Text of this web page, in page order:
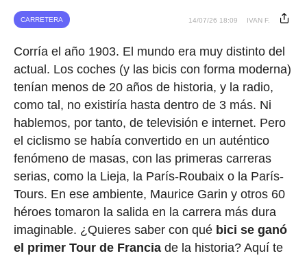
CARRETERA 14/07/26 18:09 IVAN F.
Corría el año 1903. El mundo era muy distinto del
actual. Los coches (y las bicis con forma moderna)
tenían menos de 20 años de historia, y la radio,
como tal, no existiría hasta dentro de 3 más. Ni
hablemos, por tanto, de televisión e internet. Pero
el ciclismo se había convertido en un auténtico
fenómeno de masas, con las primeras carreras
serias, como la Lieja, la París-Roubaix o la París-
Tours. En ese ambiente, Maurice Garin y otros 60
héroes tomaron la salida en la carrera más dura
imaginable. ¿Quieres saber con qué bici se ganó
el primer Tour de Franciade la historia? Aquí te